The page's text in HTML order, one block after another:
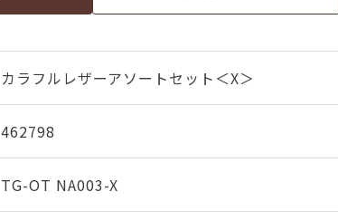
カラフルレザーアソートセット＜X＞
462798
TG-OT NA003-X